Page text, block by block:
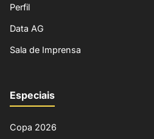
Perfil
Data AG
Sala de Imprensa
Especiais
Copa 2026